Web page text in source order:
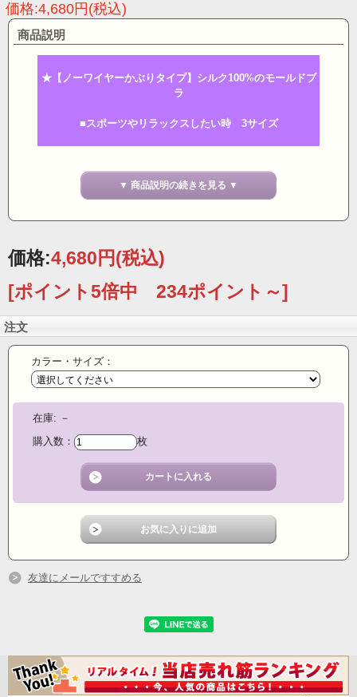
価格:4,680円(税込)
商品説明
★【ノーワイヤーかぶりタイプ】シルク100%のモールドブ
ラ
■スポーツやリラックスしたい時 3サイズ
の編み機で編んでいます。モールドブラ比較では従来品より30％軽くなってい
■春夏も肌見せ＆ボディフィットなスタイルが主流。とあれば、インナ
ー選びが
オシャレのポイントになるのは自明の理。下着のラインが出てちゃ、せ
っかく
ラでキレイな丸胸☆
■モールドブラってどんなブラジャー？モールドブラは、カップ部に使
用するウレタンを熟成型処理し、
立体的な丸みをもたせたもの。縫い目のないシーム レスブラの代表格
【季節問わず活躍する、シンプルなデザイン】
■もちろんカップ内側にもしっかりシルク100％でカバー■うれしい3サ
色違いのモールドブラ グレーはこちら★
*:。^:.,☆.,+.,,.,*:。^:.,☆.,+.,,.,*:。^:.,☆.,+.,.,*:。^:.,☆.,+.,,,.,*:。
つけていても苦しくなりません。就寝時でも平気です。
薄手なので洗濯して乾くのも早いです。
▼ 商品説明の続きを見る ▼
価格:4,680円(税込)
[ポイント5倍中 234ポイント～]
注文
カラー・サイズ：
在庫: －
購入数：
枚
友達にメールですすめる